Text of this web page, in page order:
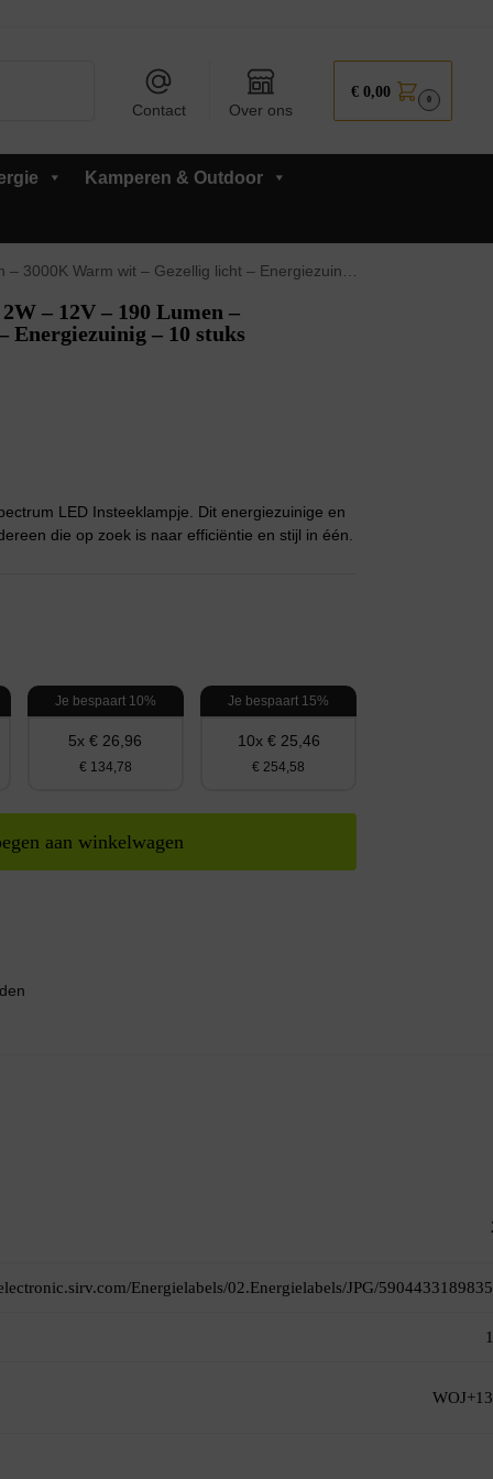
Contact Over ons
€ 0,00 0
Kamperen & Outdoor
Warm wit – Gezellig licht – Energiezuinig – 10 stuks
– 12V – 190 Lumen –
Energiezuinig – 10 stuks
LED Insteeklampje. Dit energiezuinige en
die op zoek is naar efficiëntie en stijl in één.
Je bespaart 10%
5x € 26,96
€ 134,78
Je bespaart 15%
10x € 25,46
€ 254,58
aan winkelwagen
Energielabels/02.Energielabels/JPG/